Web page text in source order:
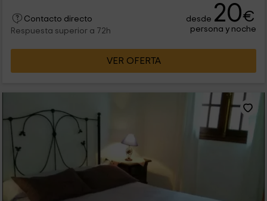
Contacto directo
Respuesta superior a 72h
desde 20€
persona y noche
VER OFERTA